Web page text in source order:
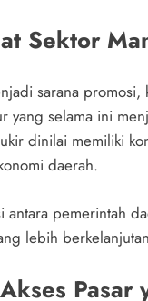
Sektor
sarana
yang selama ini
dinilai memiliki
daerah.
antara pemerintah
lebih
Pasar